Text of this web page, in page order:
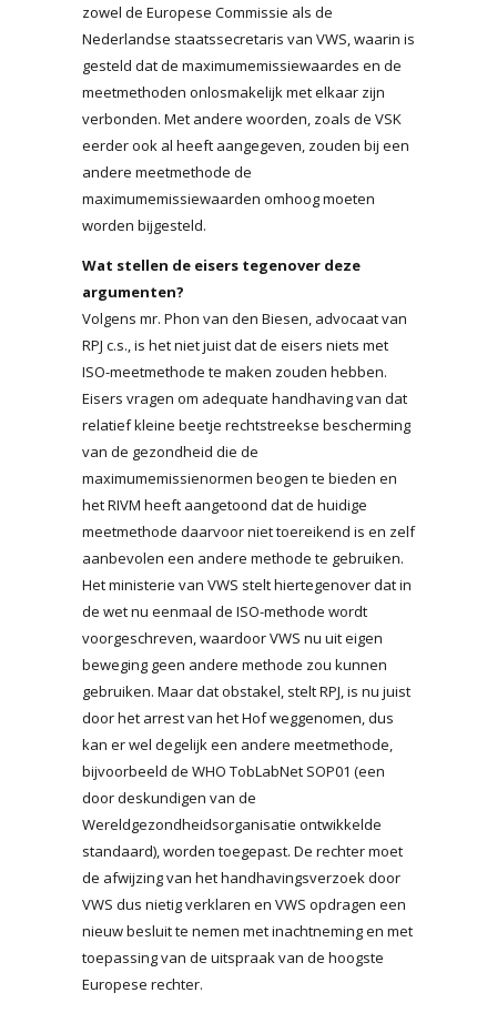
zowel de Europese Commissie als de
Nederlandse staatssecretaris van VWS, waarin is
gesteld dat de maximumemissiewaardes en de
meetmethoden onlosmakelijk met elkaar zijn
verbonden. Met andere woorden, zoals de VSK
eerder ook al heeft aangegeven, zouden bij een
andere meetmethode de
maximumemissiewaarden omhoog moeten
worden bijgesteld.
Wat stellen de eisers tegenover deze
argumenten?
Volgens mr. Phon van den Biesen, advocaat van
RPJ c.s., is het niet juist dat de eisers niets met
ISO-meetmethode te maken zouden hebben.
Eisers vragen om adequate handhaving van dat
relatief kleine beetje rechtstreekse bescherming
van de gezondheid die de
maximumemissienormen beogen te bieden en
het RIVM heeft aangetoond dat de huidige
meetmethode daarvoor niet toereikend is en zelf
aanbevolen een andere methode te gebruiken.
Het ministerie van VWS stelt hiertegenover dat in
de wet nu eenmaal de ISO-methode wordt
voorgeschreven, waardoor VWS nu uit eigen
beweging geen andere methode zou kunnen
gebruiken. Maar dat obstakel, stelt RPJ, is nu juist
door het arrest van het Hof weggenomen, dus
kan er wel degelijk een andere meetmethode,
bijvoorbeeld de WHO TobLabNet SOP01 (een
door deskundigen van de
Wereldgezondheidsorganisatie ontwikkelde
standaard), worden toegepast. De rechter moet
de afwijzing van het handhavingsverzoek door
VWS dus nietig verklaren en VWS opdragen een
nieuw besluit te nemen met inachtneming en met
toepassing van de uitspraak van de hoogste
Europese rechter.